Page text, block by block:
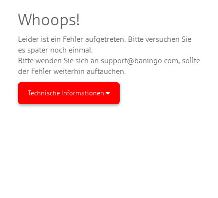
Whoops!
Leider ist ein Fehler aufgetreten. Bitte versuchen Sie
es später noch einmal.
Bitte wenden Sie sich an support@baningo.com, sollte
der Fehler weiterhin auftauchen.
Technische Informationen